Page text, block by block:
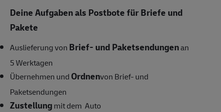
Deine Aufgaben als Postbote für Briefe und
Pakete
Auslieferung von Brief- und Paketsendungenan
5 Werktagen
Übernehmen und Ordnenvon Brief- und
Paketsendungen
Zustellungmit dem Auto